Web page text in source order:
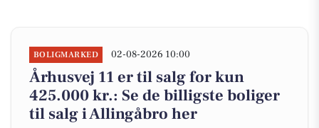
BOLIGMARKED 02-08-2026 10:00
Århusvej 11 er til salg for kun
425.000 kr.: Se de billigste boliger
til salg i Allingåbro her